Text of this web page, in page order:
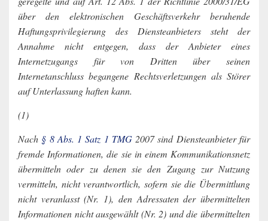
über den elektronischen Geschäftsverkehr beruhende
Haftungsprivilegierung des Diensteanbieters steht der
Annahme nicht entgegen, dass der Anbieter eines
Internetzugangs für von Dritten über seinen
Internetanschluss begangene Rechtsverletzungen als Störer
auf Unterlassung haften kann.
(1)
Nach § 8 Abs. 1 Satz 1 TMG2007 sind Diensteanbieter für
fremde Informationen, die sie in einem Kommunikationsnetz
übermitteln oder zu denen sie den Zugang zur Nutzung
vermitteln, nicht verantwortlich, sofern sie die Übermittlung
nicht veranlasst (Nr. 1), den Adressaten der übermittelten
Informationen nicht ausgewählt (Nr. 2) und die übermittelten